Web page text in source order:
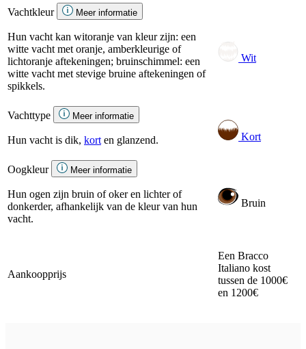
Vachtkleur
Meer informatie
Hun vacht kan witoranje van kleur zijn: een
witte vacht met oranje, amberkleurige of
lichtoranje aftekeningen; bruinschimmel: een
witte vacht met stevige bruine aftekeningen of
spikkels.
Wit
Vachttype Meer informatie
Hun vacht is dik, kort en glanzend. Kort
Oogkleur Meer informatie
Hun ogen zijn bruin of oker en lichter of
donkerder, afhankelijk van de kleur van hun
vacht.
Bruin
Aankoopprijs
Een Bracco
Italiano kost
tussen de 1000€
en 1200€